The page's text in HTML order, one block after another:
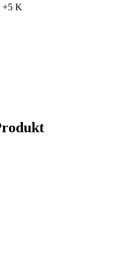
+5 K